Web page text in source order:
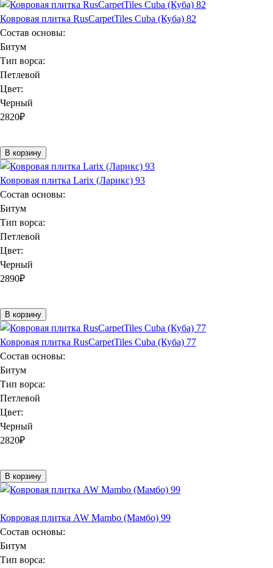
Ковровая плитка RusCarpetTiles Cuba (Куба) 82
Состав основы:
Битум
Тип ворса:
Петлевой
Цвет:
Черный
2820₽
В корзину
Ковровая плитка Larix (Ларикс) 93
Состав основы:
Битум
Тип ворса:
Петлевой
Цвет:
Черный
2890₽
В корзину
Ковровая плитка RusCarpetTiles Cuba (Куба) 77
Состав основы:
Битум
Тип ворса:
Петлевой
Цвет:
Черный
2820₽
В корзину
Ковровая плитка AW Mambo (Мамбо) 99
Состав основы:
Битум
Тип ворса: